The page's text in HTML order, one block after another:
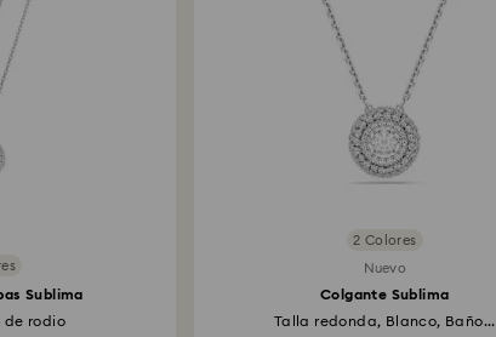
Sublima
de rodio
2 Colores
Nuevo
Colgante Sublima
Talla redonda, Blanco, Baño...